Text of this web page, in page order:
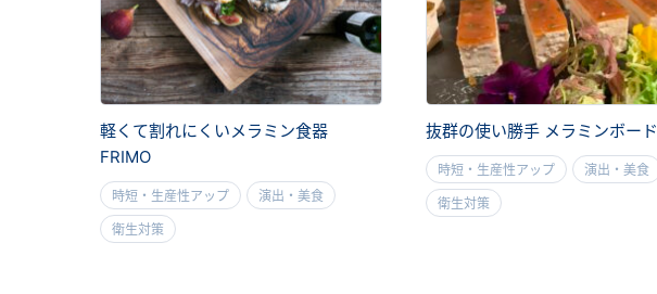
軽くて割れにくいメラミン食器
FRIMO
時短・生産性アップ 演出・美食
衛生対策
抜群の使い勝手 メラミンボード
時短・生産性アップ 演出・美食
衛生対策